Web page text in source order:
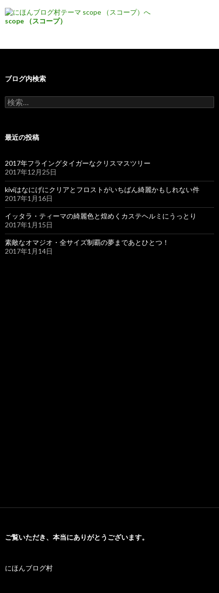
scope （スコープ）
ブログ内検索
検
索:
最近の投稿
2017年フライングタイガーなクリスマスツリー
2017年12月25日
kiviはなにげにクリアとフロストがいちばん綺麗かもしれない件
2017年1月16日
イッタラ・ティーマの綺麗色と煌めくカステヘルミにうっとり
2017年1月15日
素敵なオマジオ・全サイズ制覇の夢まであとひとつ！
2017年1月14日
ご覧いただき、本当にありがとうございます。
にほんブログ村